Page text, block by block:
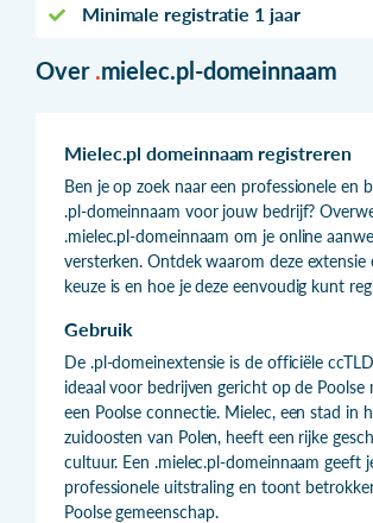
Minimale registratie 1 jaar
Over .mielec.pl-domeinnaam
Mielec.pl domeinnaam registreren
Ben je op zoek naar een professionele en
.pl-domeinnaam voor jouw bedrijf?
.mielec.pl-domeinnaam om je online
versterken. Ontdek waarom deze extensie
keuze is en hoe je deze eenvoudig kunt
Gebruik
De .pl-domeinextensie is de officiële
ideaal voor bedrijven gericht op de
een Poolse connectie. Mielec, een stad in
zuidoosten van Polen, heeft een rijke
cultuur. Een .mielec.pl-domeinnaam geeft
professionele uitstraling en toont
Poolse gemeenschap.